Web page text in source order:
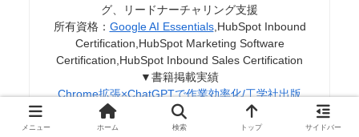
グ、リードナーチャリング支援
所有資格： Google AI Essentials,HubSpot Inbound
Certification,HubSpot Marketing Software
Certification,HubSpot Inbound Sales Certification
▼書籍掲載実績
Chrome拡張×ChatGPTで作業効率化/工学社出版
保護者と教育者のための生成AI入門/工学社出版（
【全国
学校図書館協議会選定図書】）
メニュー ホーム 検索 トップ サイドバー